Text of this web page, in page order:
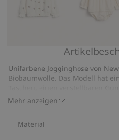
gestickten
Webbody
mit
Mehr anzeigen
Unifarbene Jogginghose von
Biobaumwolle. Das Modell hat
elastische Beinabschlüsse.
Aus 100 % Biobaumwolle.
Bio-Baumwolle –GOTS
Material